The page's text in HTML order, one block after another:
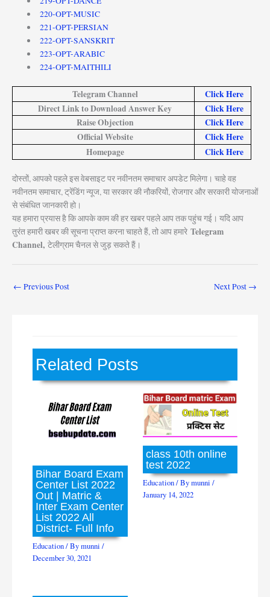
220-OPT-MUSIC
221-OPT-PERSIAN
222-OPT-SANSKRIT
223-OPT-ARABIC
224-OPT-MAITHILI
Telegram Channel
Click Here
Direct Link to Download Answer Key
Click Here
Raise Objection
Click Here
Official Website
Click Here
Homepage
Click Here
दोस्तों, आपको पहले इस वेबसाइट पर नवीनतम समाचार अपडेट मिलेगा। चाहे वह
नवीनतम समाचार, ट्रेंडिंग न्यूज, या सरकार की नौकरियों, रोजगार और सरकारी योजनाओं
से संबंधित जानकारी हो।
यह हमारा प्रयास है कि आपके काम की हर खबर पहले आप तक पहुंच गई। यदि आप
तुरंत हमारी खबर की सूचना प्राप्त करना चाहते हैं, तो आप हमारे Telegram
Channel, टेलीग्राम चैनल से जुड़ सकते हैं।
← Previous Post Next Post →
Related Posts
Bihar Board Exam
Center List 2022
Out | Matric &
Inter Exam Center
List 2022 All
District- Full Info
Education/ Bymunni/
December 30, 2021
class 10th online
test 2022
Education/ Bymunni /
January 14, 2022